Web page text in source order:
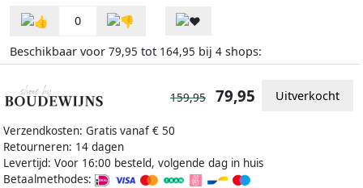
0
Beschikbaar voor 79,95 tot 164,95 bij 4 shops:
Verzendkosten: Gratis vanaf € 50
Retourneren: 14 dagen
Levertijd: Voor 16:00 besteld, volgende dag in huis
Betaalmethodes:
159,95 79,95 Uitverkocht